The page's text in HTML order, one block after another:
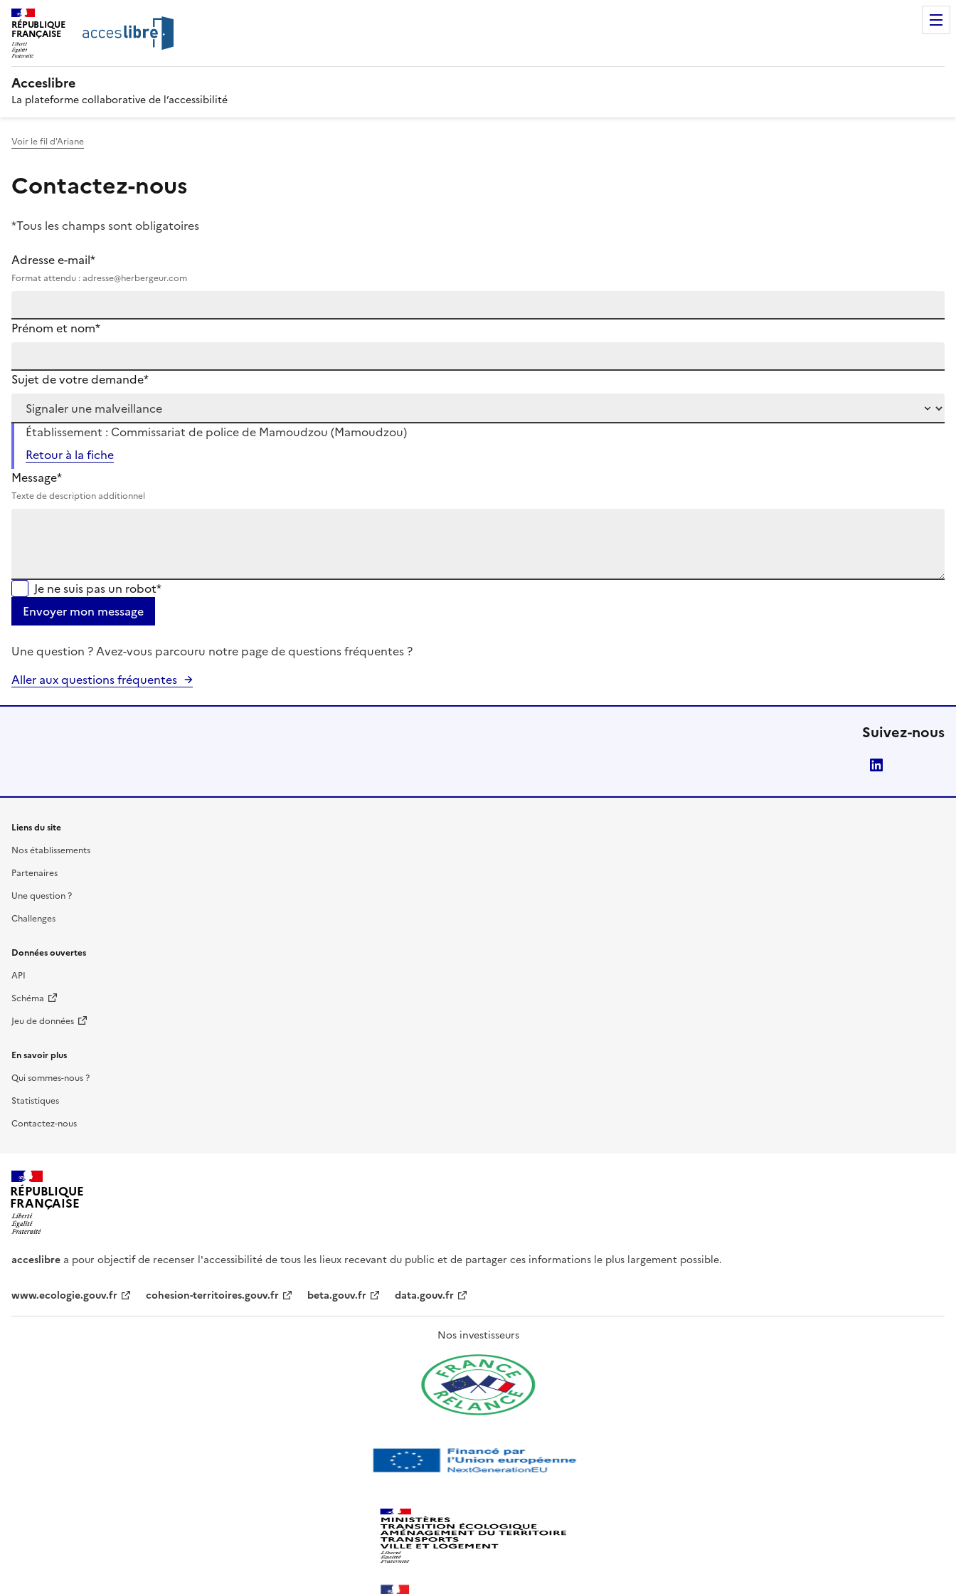
RÉPUBLIQUE
FRANÇAISE
Acceslibre
La plateforme collaborative de l’accessibilité
Voir le fil d'Ariane
Contactez-nous
*Tous les champs sont obligatoires
Adresse e-mail*
Format attendu : adresse@herbergeur.com
Prénom et nom*
Sujet de votre demande*
Établissement : Commissariat de police de Mamoudzou (Mamoudzou)
Retour à la fiche
Message*
Texte de description additionnel
Je ne suis pas un robot*
Envoyer mon message
Une question ? Avez-vous parcouru notre page de questions fréquentes ?
Aller aux questions fréquentes
Suivez-nous
Liens du site
Nos établissements
Partenaires
Une question ?
Challenges
Données ouvertes
API
Schéma
Jeu de données
En savoir plus
Qui sommes-nous ?
Statistiques
Contactez-nous
RÉPUBLIQUE
FRANÇAISE
acceslibre a pour objectif de recenser l'accessibilité de tous les lieux recevant du public et de partager ces informations le plus largement possible.
www.ecologie.gouv.fr cohesion-territoires.gouv.fr beta.gouv.fr data.gouv.fr
Nos investisseurs